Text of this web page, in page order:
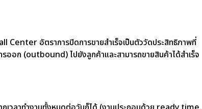
Center อัตราการปิดการขายสำเร็จเป็นตัววัดประสิทธิภาพที่
ก (outbound) ไปยังลูกค้าและสามารถขายสินค้าได้สำเร็จ